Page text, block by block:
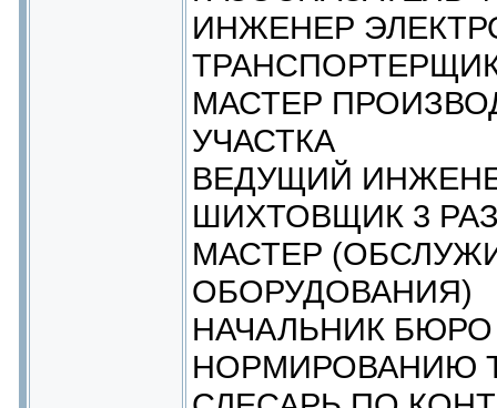
ИНЖЕНЕР
МАСТЕР
УЧАСТКА
ВЕДУЩИЙ
ШИХТОВЩИК 3
МАСТЕР
ОБОРУДОВАНИЯ)
НАЧАЛЬНИК
НОРМИРОВАНИЮ